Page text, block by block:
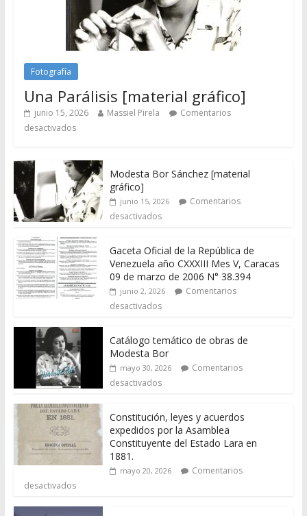
Fotografía
Una Parálisis [material gráfico]
junio 15, 2026 Massiel Pirela
Comentarios
desactivados
Modesta Bor Sánchez [material
gráfico]
junio 15, 2026
Comentarios
desactivados
Gaceta Oficial de la República de
Venezuela año CXXXIII Mes V, Caracas
09 de marzo de 2006 N° 38.394
junio 2, 2026
Comentarios
desactivados
Catálogo temático de obras de
Modesta Bor
mayo 30, 2026
Comentarios
desactivados
Constitución, leyes y acuerdos
expedidos por la Asamblea
Constituyente del Estado Lara en
1881.
mayo 20, 2026
Comentarios
desactivados